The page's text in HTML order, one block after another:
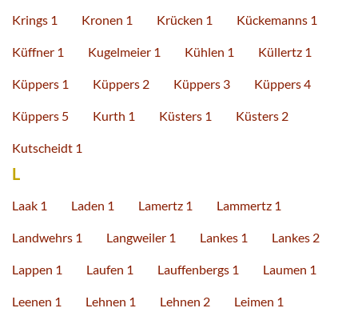
Krings 1 Kronen 1 Krücken 1 Kückemanns 1
Küffner 1 Kugelmeier 1 Kühlen 1 Küllertz 1
Küppers 1 Küppers 2 Küppers 3 Küppers 4
Küppers 5 Kurth 1 Küsters 1 Küsters 2
Kutscheidt 1
L
Laak 1 Laden 1 Lamertz 1 Lammertz 1
Landwehrs 1 Langweiler 1 Lankes 1 Lankes 2
Lappen 1 Laufen 1 Lauffenbergs 1 Laumen 1
Leenen 1 Lehnen 1 Lehnen 2 Leimen 1